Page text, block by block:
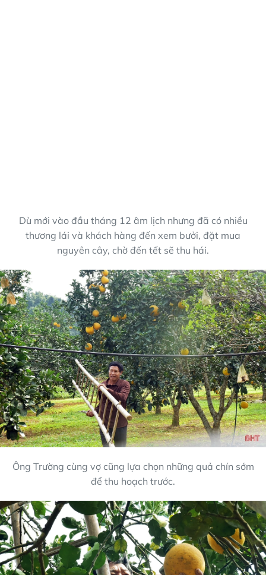
Dù mới vào đầu tháng 12 âm lịch nhưng đã có nhiều
thương lái và khách hàng đến xem bưởi, đặt mua
nguyên cây, chờ đến tết sẽ thu hái.
Ông Trường cùng vợ cũng lựa chọn những quả chín sớm
để thu hoạch trước.